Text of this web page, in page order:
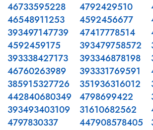
46733595228
46548911253
393497147739
4592459175
393338427173
46760263989
385915327726
442840680349
393493403109
4797830337
4792429510
4592456677
47417778514
393479758572
393346878198
393331769591
351936316012
4798699422
31610682562
447908578405